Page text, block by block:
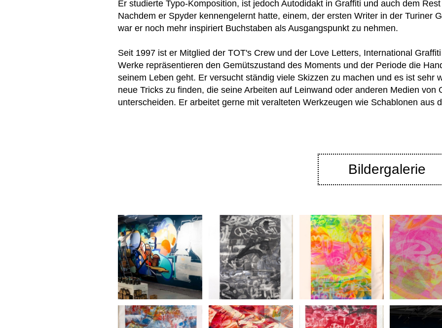
Er studierte Typo-Komposition, ist jedoch Autodidakt in Graffiti und auch dem
Nachdem er Spyder kennengelernt hatte, einem, der ersten Writer in der Turiner
war er noch mehr inspiriert Buchstaben als Ausgangspunkt zu nehmen.
Seit 1997 ist er Mitglied der TOT's Crew und der Love Letters, International
Werke repräsentieren den Gemütszustand des Moments und der Periode die
seinem Leben geht. Er versucht ständig viele Skizzen zu machen und es ist sehr
neue Tricks zu finden, die seine Arbeiten auf Leinwand oder anderen Medien von
unterscheiden. Er arbeitet gerne mit veralteten Werkzeugen wie Schablonen aus
Bildergalerie